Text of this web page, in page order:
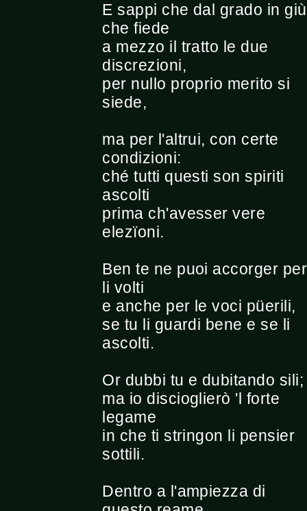
E sappi che dal grado in giù
che fiede
a mezzo il tratto le due
discrezioni,
per nullo proprio merito si
siede,
ma per l'altrui, con certe
condizioni:
ché tutti questi son spiriti
ascolti
prima ch'avesser vere
elezïoni.
Ben te ne puoi accorger per
li volti
e anche per le voci püerili,
se tu li guardi bene e se li
ascolti.
Or dubbi tu e dubitando sili;
ma io discioglierò 'l forte
legame
in che ti stringon li pensier
sottili.
Dentro a l'ampiezza di